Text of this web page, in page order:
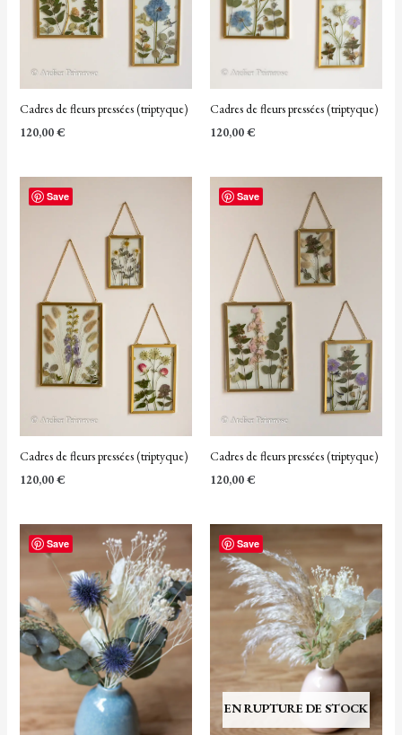
Cadres de fleurs pressées (triptyque)
120,00€
Cadres de fleurs pressées (triptyque)
120,00€
Save
Cadres de fleurs pressées (triptyque)
120,00€
Save
Cadres de fleurs pressées (triptyque)
120,00€
Save Save
EN RUPTURE DE STOCK